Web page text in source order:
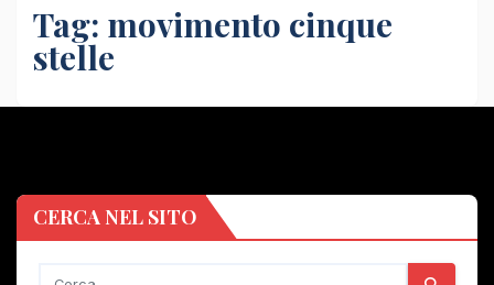
Tag: movimento cinque
stelle
CERCA NEL SITO